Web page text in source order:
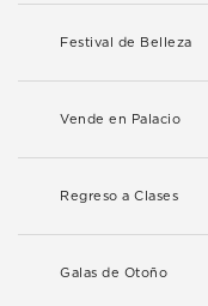
Festival de Belleza
Vende en Palacio
Regreso a Clases
Galas de Otoño